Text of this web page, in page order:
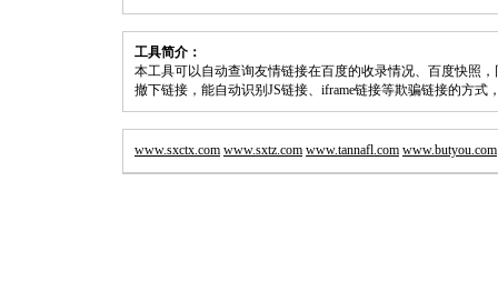
工具简介：
本工具可以自动查询友情链接在百度的收录情况、百度快照
撤下链接，能自动识别JS链接、iframe链接等欺骗链接的方式
www.sxctx.com www.sxtz.com www.tannafl.com www.butyou.com